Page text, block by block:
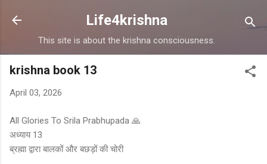
Skip to main content
Life4krishna
This site is about the krishna consciousness.
krishna book 13
April 03, 2026
All Glories To Srila Prabhupada 🙏
अध्याय 13
ब्रह्मा द्वारा बालकों और बछड़ों की चोरी